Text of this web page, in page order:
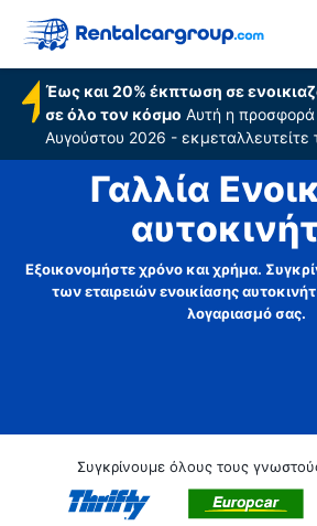
Έως και 20% έκπτωση σε
σε όλο τον κόσμο Αυτή η προσφορά
Αυγούστου 2026 - εκμεταλλευτείτε
Γαλλία
Εξοικονομήστε χρόνο και χρήμα.
των εταιρειών ενοικίασης
λογαριασμό σας.
Συγκρίνουμε όλους τους